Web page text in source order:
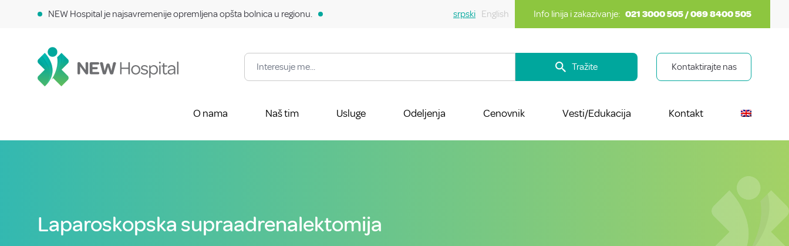
NEW Hospital je najsavremenije opremljena opšta bolnica u regionu. srpski English Info linija i zakazivanje: 021 3000 505 / 069 8400 505
Tražite Kontaktirajte nas
O nama Naš tim Usluge Odeljenja Cenovnik Vesti/Edukacija Kontakt
Laparoskopska supraadrenalektomija